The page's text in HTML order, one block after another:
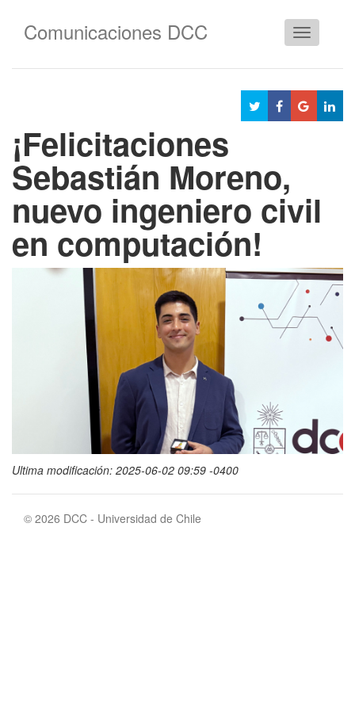
Cambiar
Comunicaciones DCC
¡Felicitaciones
Sebastián Moreno,
nuevo ingeniero civil
en computación!
Ultima modificación: 2025-06-02 09:59 -0400
© 2026 DCC - Universidad de Chile